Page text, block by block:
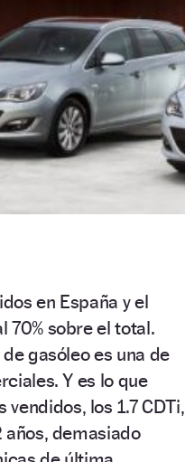
en España y el
70% sobre el total.
gasóleo es una de
Y es lo que
los 1.7 CDTi,
años, demasiado